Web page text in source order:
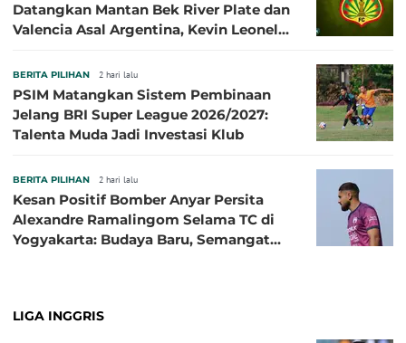
Datangkan Mantan Bek River Plate dan
Valencia Asal Argentina, Kevin Leonel
BERITA PILIHAN 2 hari lalu
PSIM Matangkan Sistem Pembinaan
Jelang BRI Super League 2026/2027:
Talenta Muda Jadi Investasi Klub
BERITA PILIHAN 2 hari lalu
Kesan Positif Bomber Anyar Persita
Alexandre Ramalingom Selama TC di
Yogyakarta: Budaya Baru, Semangat
LIGA INGGRIS